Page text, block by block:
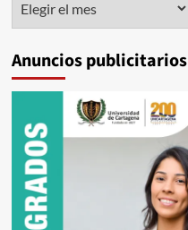
Anuncios publicitarios